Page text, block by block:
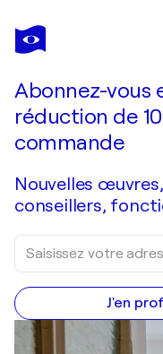
Abonnez-vous
réduction de
commande
Nouvelles
conseillers,
J'en